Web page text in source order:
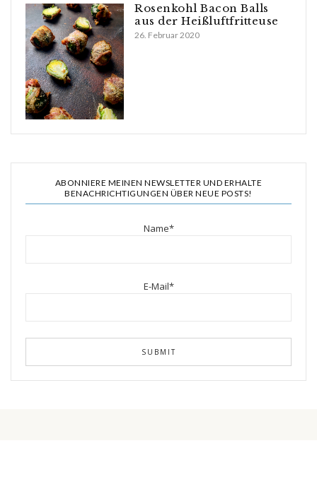
Rosenkohl Bacon Balls
aus der Heißluftfritteuse
26. Februar 2020
ABONNIERE MEINEN NEWSLETTER UND ERHALTE
BENACHRICHTIGUNGEN ÜBER NEUE POSTS!
Name*
E-Mail*